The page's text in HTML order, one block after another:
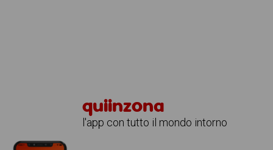
quiinzona
l'app con tutto il mondo intorno